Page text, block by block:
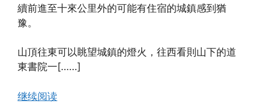
續前進至十來公里外的可能有住宿的城鎮感到猶
豫。
山頂往東可以眺望城鎮的燈火，往西看則山下的道
東書院一[……]
继续阅读